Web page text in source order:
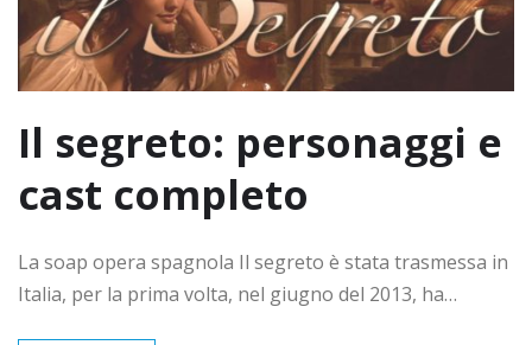
Il segreto: personaggi e
cast completo
La soap opera spagnola Il segreto è stata trasmessa in
Italia, per la prima volta, nel giugno del 2013, ha…